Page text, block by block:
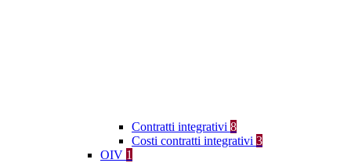
Contratti integrativi 8
Costi contratti integrativi 3
OIV 1